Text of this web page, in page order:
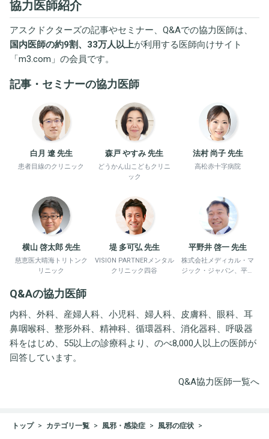
協力医師紹介
アスクドクターズの記事やセミナー、Q&Aでの協力医師は、
国内医師の約9割、33万人以上が利用する医師向けサイト
「m3.com 」の会員です。
記事・セミナーの協力医師
白月 遼 先生
患者目線のクリニック
森戸 やすみ 先生
どうかん山こどもクリニ
ック
法村 尚子 先生
高松赤十字病院
横山 啓太郎 先生
慈恵医大晴海トリトンク
リニック
堤 多可弘 先生
VISION PARTNERメンタル
クリニック四谷
平野井 啓一 先生
株式会社メディカル・マ
ジック・ジャパン、平野
Q&Aの協力医師
内科、外科、産婦人科、小児科、婦人科、皮膚科、眼科、耳
鼻咽喉科、整形外科、精神科、循環器科、消化器科、呼吸器
科をはじめ、55以上の診療科より、のべ8,000人以上の医師が
回答しています。
Q&A協力医師一覧へ
トップ カテゴリ一覧 風邪・感染症 風邪の症状